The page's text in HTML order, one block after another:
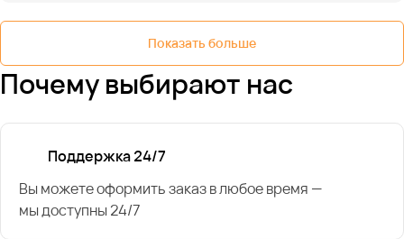
Показать больше
Почему выбирают нас
Поддержка 24/7
Вы можете оформить заказ в любое время —
мы доступны 24/7